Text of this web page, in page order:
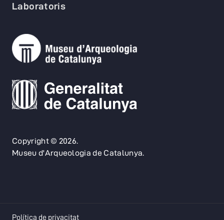
Copyright © 2026.
Museu d'Arqueologia de Catalunya.
Laboratoris
Política de privacitatopens in a new tab